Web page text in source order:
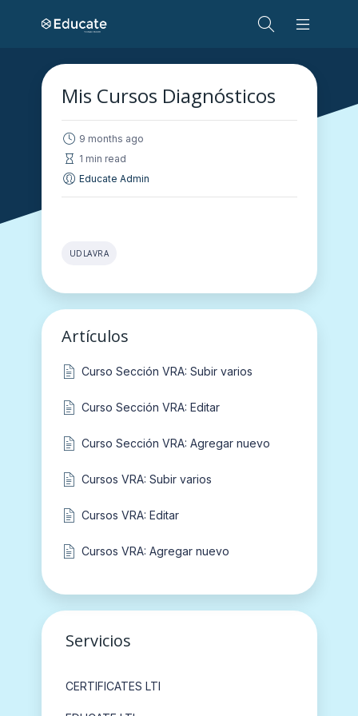
Servicios
CERTIFICATES LTI
Mis Cursos Diagnósticos
9 months ago
1 min read
Educate Admin
UDLAVRA
Artículos
Curso Sección VRA: Subir varios
Curso Sección VRA: Editar
Curso Sección VRA: Agregar nuevo
Cursos VRA: Subir varios
Cursos VRA: Editar
Cursos VRA: Agregar nuevo